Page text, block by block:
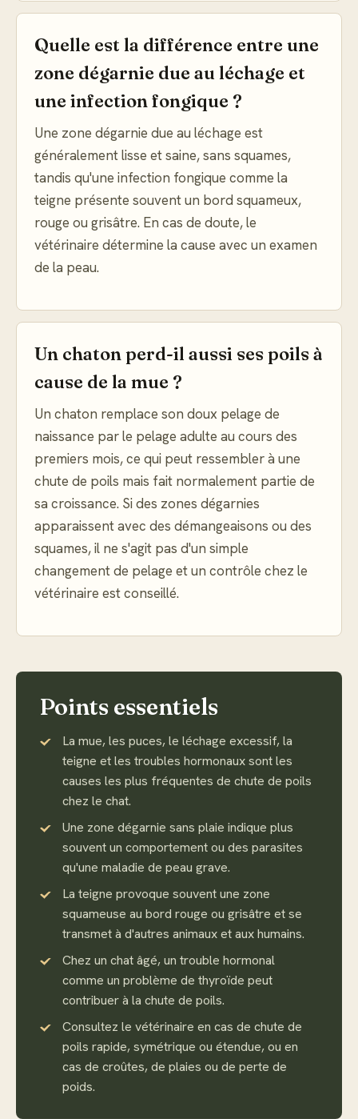
Quelle est la différence entre une
zone dégarnie due au léchage et
une infection fongique ?
Une zone dégarnie due au léchage est
généralement lisse et saine, sans squames,
tandis qu'une infection fongique comme la
teigne présente souvent un bord squameux,
rouge ou grisâtre. En cas de doute, le
vétérinaire détermine la cause avec un examen
de la peau.
Un chaton perd-il aussi ses poils à
cause de la mue ?
Un chaton remplace son doux pelage de
naissance par le pelage adulte au cours des
premiers mois, ce qui peut ressembler à une
chute de poils mais fait normalement partie de
sa croissance. Si des zones dégarnies
apparaissent avec des démangeaisons ou des
squames, il ne s'agit pas d'un simple
changement de pelage et un contrôle chez le
vétérinaire est conseillé.
Points essentiels
La mue, les puces, le léchage excessif, la
teigne et les troubles hormonaux sont les
causes les plus fréquentes de chute de poils
chez le chat.
Une zone dégarnie sans plaie indique plus
souvent un comportement ou des parasites
qu'une maladie de peau grave.
La teigne provoque souvent une zone
squameuse au bord rouge ou grisâtre et se
transmet à d'autres animaux et aux humains.
Chez un chat âgé, un trouble hormonal
comme un problème de thyroïde peut
contribuer à la chute de poils.
Consultez le vétérinaire en cas de chute de
poils rapide, symétrique ou étendue, ou en
cas de croûtes, de plaies ou de perte de
poids.